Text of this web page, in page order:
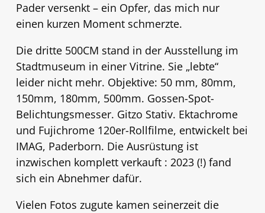
Pader versenkt – ein Opfer, das mich nur
einen kurzen Moment schmerzte.
Die dritte 500CM stand in der Ausstellung im
Stadtmuseum in einer Vitrine. Sie „lebte“
leider nicht mehr. Objektive: 50 mm, 80mm,
150mm, 180mm, 500mm. Gossen-Spot-
Belichtungsmesser. Gitzo Stativ. Ektachrome
und Fujichrome 120er-Rollfilme, entwickelt bei
IMAG, Paderborn. Die Ausrüstung ist
inzwischen komplett verkauft : 2023 (!) fand
sich ein Abnehmer dafür.
Vielen Fotos zugute kamen seinerzeit die